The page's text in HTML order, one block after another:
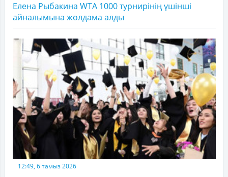
Елена Рыбакина WTA 1000 турнирінің үшінші
айналымына жолдама алды
12:49, 6 тамыз 2026